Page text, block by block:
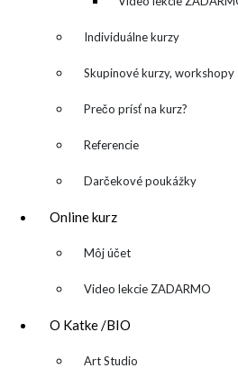
Individuálne kurzy
Skupinové kurzy, workshopy
Prečo prísť na kurz?
Referencie
Darčekové poukážky
Online kurz
▼ Môj účet
Video lekcie ZADARMO
O Katke /BIO
▼ Art Studio
FREEBIES – stiahnite si zadarmo
FAQ / často kladené otázky
ODBER NOVINIEK